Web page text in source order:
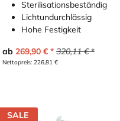
Sterilisationsbeständig
Lichtundurchlässig
Hohe Festigkeit
ab 269,90€ 320,11€
Nettopreis: 226,81€
SALE